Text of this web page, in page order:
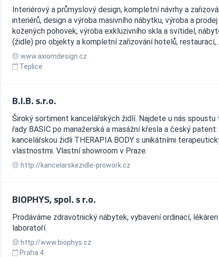
Interiérový a průmyslový design, kompletní návrhy a
interiérů, design a výroba masivního nábytku, výroba a prodej
kožených pohovek, výroba exkluzivního skla a svítidel,
(židle) pro objekty a kompletní zařizování hotelů,
www.axiomdesign.cz
Teplice
B.I.B. s.r.o.
Široký sortiment kancelářských židlí. Najdete u nás spoustu
řady BASIC po manažerská a masážní křesla a český patent:
kancelářskou židli THERAPIA BODY s unikátními
vlastnostmi. Vlastní showroom v Praze.
http://kancelarskezidle-prowork.cz
BIOPHYS, spol. s r.o.
Prodáváme zdravotnický nábytek, vybavení ordinací,
laboratoří.
http://www.biophys.cz
Praha 4